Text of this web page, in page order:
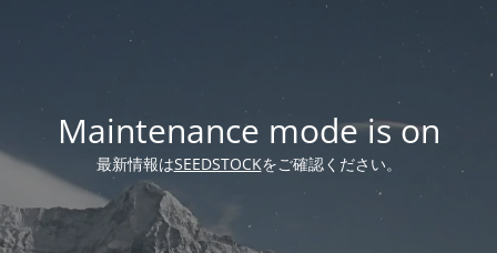
Maintenance mode is on
最新情報はSEEDSTOCKをご確認ください。